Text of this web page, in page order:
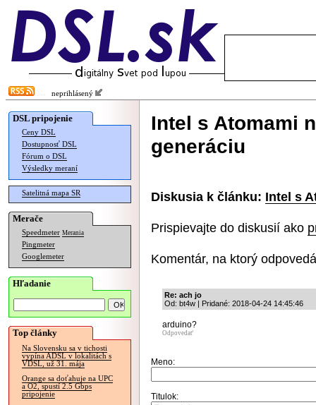
neprihlásený
DSL pripojenie
Ceny DSL
Dostupnosť DSL
Fórum o DSL
Výsledky meraní
Satelitná mapa SR
Merače
Speedmeter Merania
Pingmeter
Googlemeter
Hľadanie
Top články
Na Slovensku sa v tichosti
vypína ADSL v lokalitách s
VDSL, už 31. mája
Orange sa doťahuje na UPC
a O2, spustí 2.5 Gbps
pripojenie
Intel s Atomami
generáciu
Diskusia k článku: Intel s
Prispievajte do diskusií ako
Komentár, na ktorý
Re: ach jo
Od: bt4w | Pridané: 2018-04-24 14:45:46
arduino?
Odpovedať
Meno:
Titulok: